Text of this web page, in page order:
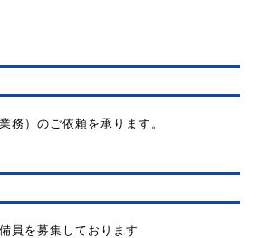
務）のご依頼を承ります。
員を募集しております